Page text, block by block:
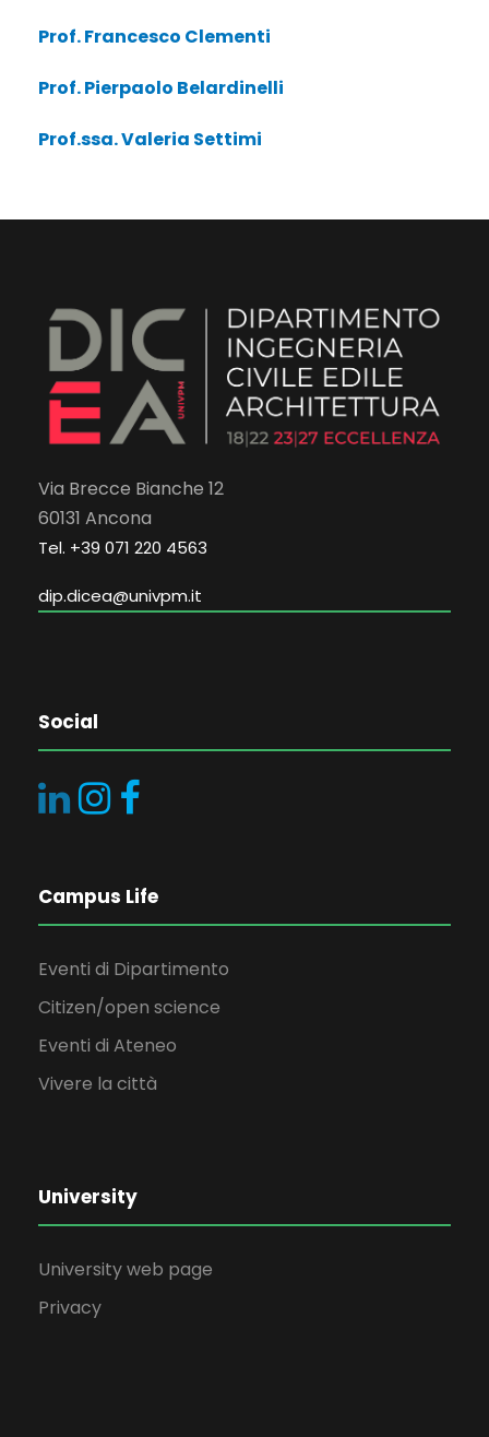
Prof. Francesco Clementi
Prof. Pierpaolo Belardinelli
Prof.ssa. Valeria Settimi
Via Brecce Bianche 12
60131 Ancona
Tel. +39 071 220 4563
dip.dicea@univpm.it
Social
Campus Life
Eventi di Dipartimento
Citizen/open science
Eventi di Ateneo
Vivere la città
University
University web page
Privacy